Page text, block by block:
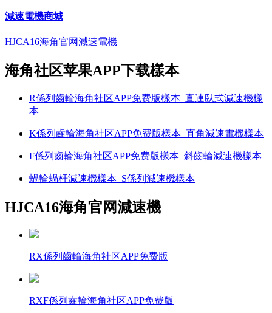
減速電機商城
HJCA16海角官网減速電機
海角社区苹果APP下载樣本
R係列齒輪海角社区APP免费版樣本_直連臥式減速機樣
本
K係列齒輪海角社区APP免费版樣本_直角減速電機樣本
F係列齒輪海角社区APP免费版樣本_斜齒輪減速機樣本
蝸輪蝸杆減速機樣本_S係列減速機樣本
HJCA16海角官网減速機
RX係列齒輪海角社区APP免费版
RXF係列齒輪海角社区APP免费版